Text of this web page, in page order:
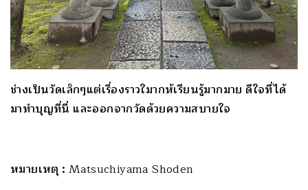
ช่างเป็นวัดเล็กๆแต่เรื่องราวใมากห้เรียนรู้มากมาย ดีใจที่ได้
มาทำบุญที่นี่ และออกจากวัดด้วยความสบายใจ
หมายเหตุ : Matsuchiyama Shoden